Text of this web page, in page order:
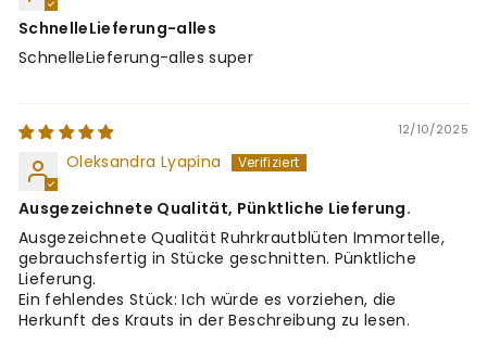
SchnelleLieferung-alles
SchnelleLieferung-alles super
12/10/2025
Oleksandra Lyapina
Ausgezeichnete Qualität, Pünktliche Lieferung.
Ausgezeichnete Qualität Ruhrkrautblüten Immortelle,
gebrauchsfertig in Stücke geschnitten. Pünktliche
Lieferung.
Ein fehlendes Stück: Ich würde es vorziehen, die
Herkunft des Krauts in der Beschreibung zu lesen.